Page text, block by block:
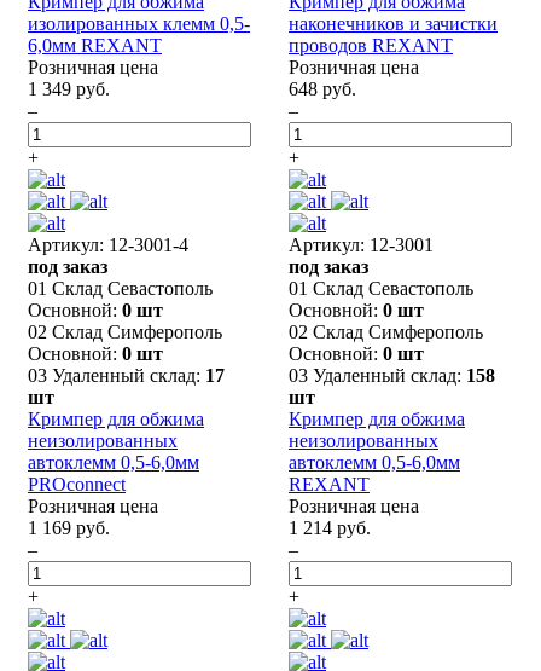
изолированных клемм 0,5-
6,0мм REXANT
Розничная цена
1 349 руб.
–
+
наконечников и зачистки
проводов REXANT
Розничная цена
648 руб.
–
+
Артикул: 12-3001-4
под заказ
01 Склад Севастополь
Основной: 0 шт
02 Склад Симферополь
Основной: 0 шт
03 Удаленный склад: 17
шт
Кримпер для обжима
неизолированных
автоклемм 0,5-6,0мм
PROconnect
Розничная цена
1 169 руб.
–
+
Артикул: 12-3001
под заказ
01 Склад Севастополь
Основной: 0 шт
02 Склад Симферополь
Основной: 0 шт
03 Удаленный склад: 158
шт
Кримпер для обжима
неизолированных
автоклемм 0,5-6,0мм
REXANT
Розничная цена
1 214 руб.
–
+